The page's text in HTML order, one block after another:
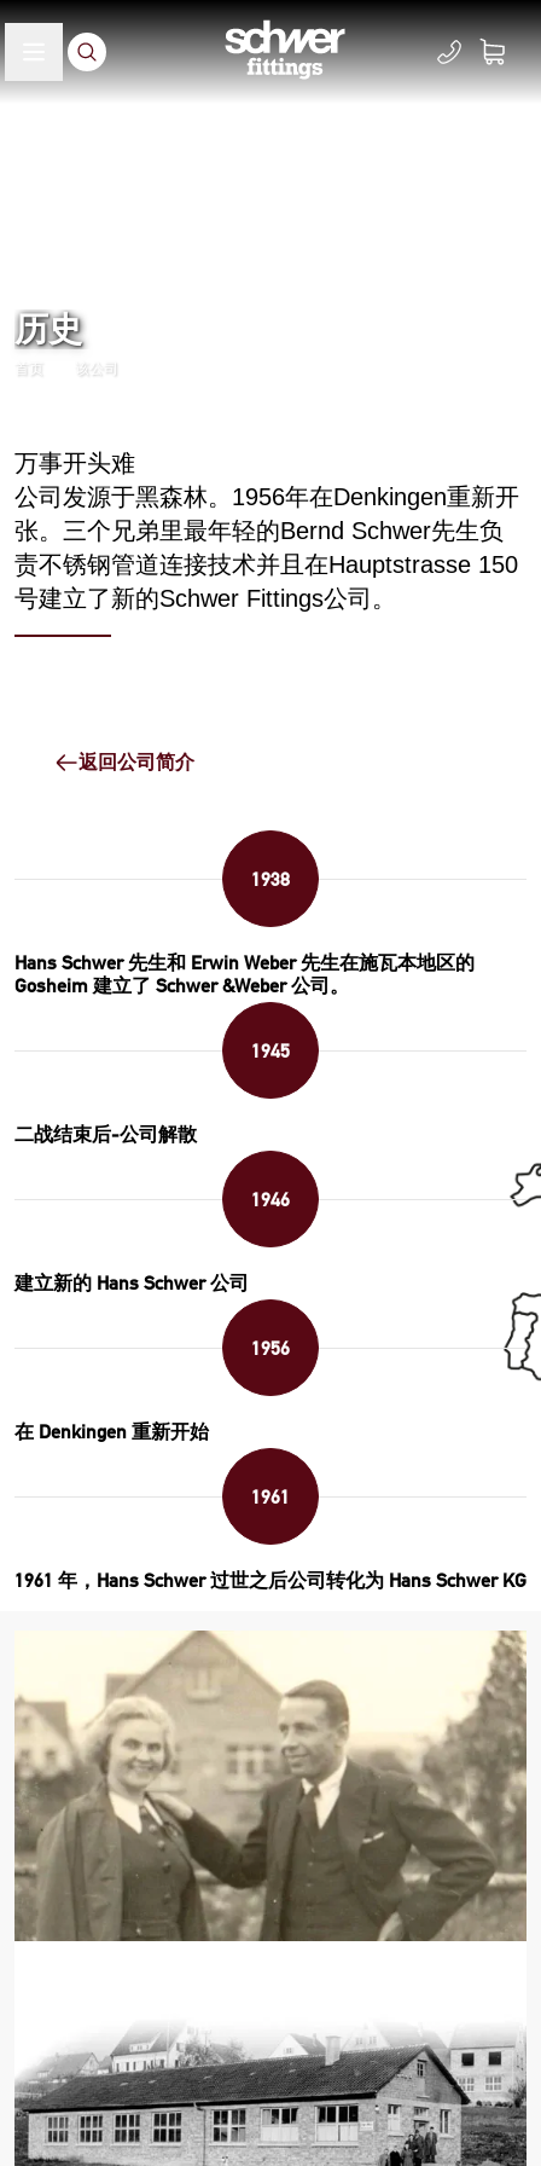
历史
首页 该公司
万事开头难
公司发源于黑森林。1956年在Denkingen重新开
张。三个兄弟里最年轻的Bernd Schwer先生负
责不锈钢管道连接技术并且在Hauptstrasse 150
号建立了新的Schwer Fittings公司。
返回公司简介
1938
Hans Schwer 先生和 Erwin Weber 先生在施瓦本地区的
Gosheim 建立了 Schwer &Weber 公司。
1945
二战结束后-公司解散
1946
建立新的 Hans Schwer 公司
1956
在 Denkingen 重新开始
1961
1961 年，Hans Schwer 过世之后公司转化为 Hans Schwer KG